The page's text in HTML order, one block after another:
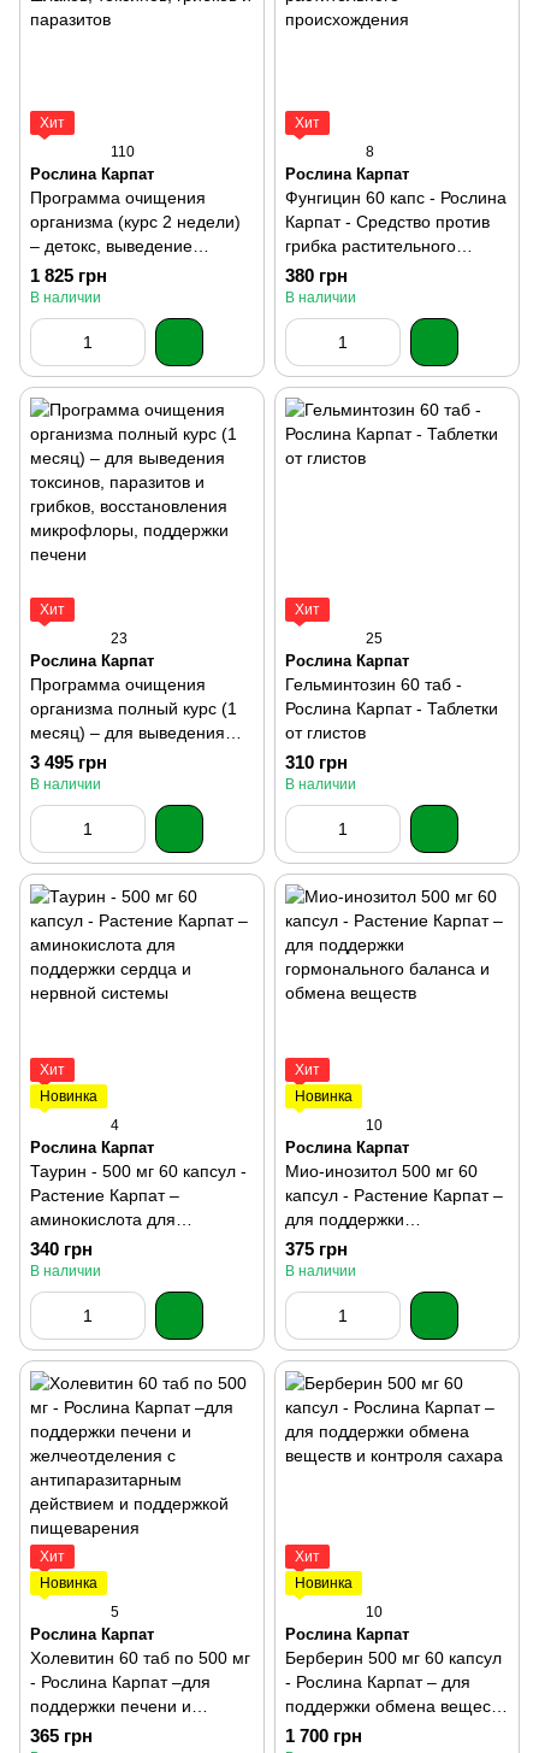
Хит
110
Рослина Карпат
Программа очищения
организма (курс 2 недели)
– детокс, выведение
шлаков, токсинов, грибков и
паразитов
1 825 грн
В наличии
Хит
8
Рослина Карпат
Фунгицин 60 капс - Рослина
Карпат - Средство против
грибка растительного
происхождения
380 грн
В наличии
Хит
23
Рослина Карпат
Программа очищения
организма полный курс (1
месяц) – для выведения
токсинов, паразитов и
грибков, восстановления
микрофлоры, поддержки
печени
3 495 грн
В наличии
Хит
25
Рослина Карпат
Гельминтозин 60 таб -
Рослина Карпат - Таблетки
от глистов
310 грн
В наличии
Хит
Новинка
4
Рослина Карпат
Таурин - 500 мг 60 капсул -
Растение Карпат –
аминокислота для
поддержки сердца и
нервной системы
340 грн
В наличии
Хит
Новинка
10
Рослина Карпат
Мио-инозитол 500 мг 60
капсул - Растение Карпат –
для поддержки
гормонального баланса и
обмена веществ
375 грн
В наличии
Хит
Новинка
5
Рослина Карпат
Холевитин 60 таб по 500 мг
- Рослина Карпат –для
поддержки печени и
желчеотделения с
365 грн
Хит
Новинка
10
Рослина Карпат
Берберин 500 мг 60 капсул
- Рослина Карпат – для
поддержки обмена веществ
и контроля сахара
1 700 грн